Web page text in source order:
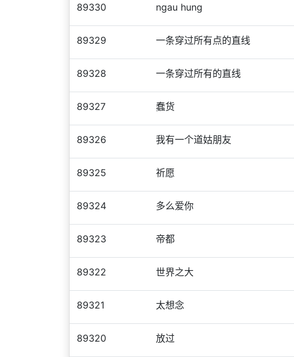
89330 ngau hung
89329 一条穿过所有点的直线
89328 一条穿过所有的直线
89327 蠢货
89326 我有一个道姑朋友
89325 祈愿
89324 多么爱你
89323 帝都
89322 世界之大
89321 太想念
89320 放过